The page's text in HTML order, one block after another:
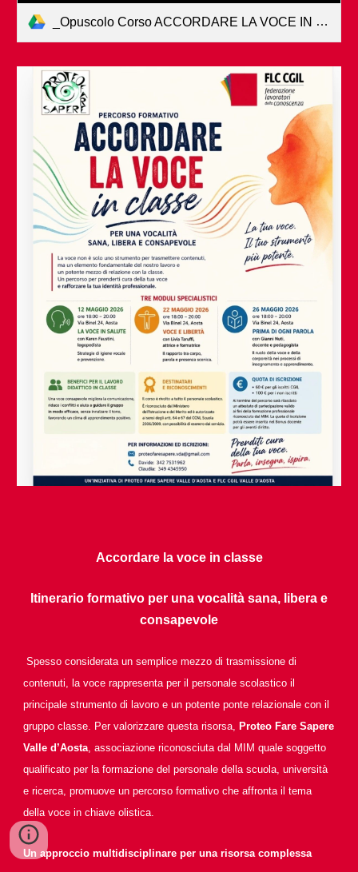
_Opuscolo Corso ACCORDARE LA VOCE IN CLASSE.docx (1).pdf
Accordare la voce in classe
Itinerario formativo per una vocalità sana, libera e
consapevole
Spesso considerata un semplice mezzo di trasmissione di
contenuti, la voce rappresenta per il personale scolastico il
principale strumento di lavoro e un potente ponte relazionale con il
gruppo classe. Per valorizzare questa risorsa,Proteo Fare Sapere
Valle d’Aosta , associazione riconosciuta dal MIM quale soggetto
qualificato per la formazione del personale della scuola, università
e ricerca, promuove un percorso formativo che affronta il tema
della voce in chiave olistica.
Un approccio multidisciplinare per una risorsa complessa